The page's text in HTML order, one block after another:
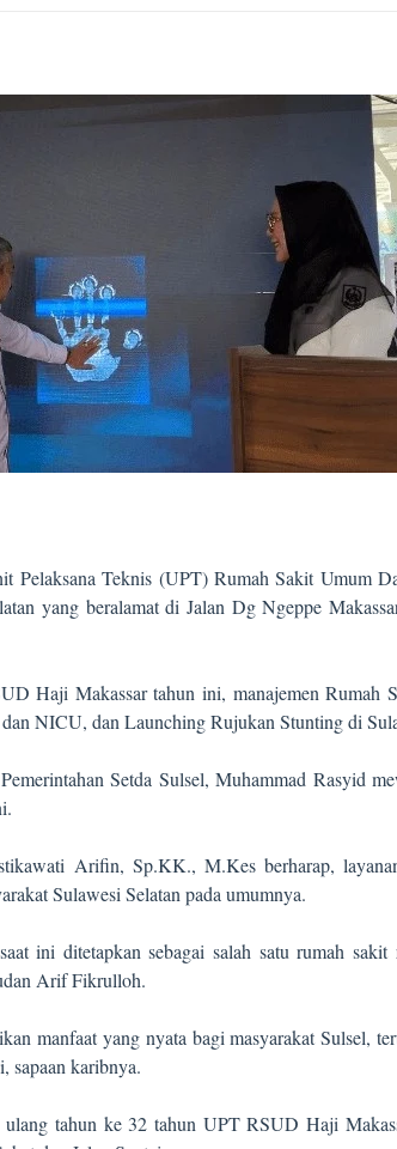
Pelaksana Teknis (UPT) Rumah Sakit Umum
yang beralamat di Jalan Dg Ngeppe
Haji Makassar tahun ini, manajemen Rumah
NICU, dan Launching Rujukan Stunting di
Setda Sulsel, Muhammad Rasyid
Arifin, Sp.KK., M.Kes berharap,
Sulawesi Selatan pada umumnya.
ini ditetapkan sebagai salah satu rumah
Arif Fikrulloh.
manfaat yang nyata bagi masyarakat Sulsel,
sapaan karibnya.
tahun ke 32 tahun UPT RSUD Haji